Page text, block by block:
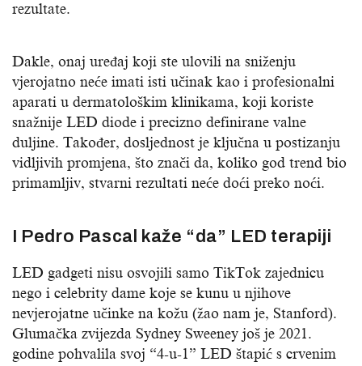
rezultate.
Dakle, onaj uređaj koji ste ulovili na sniženju
vjerojatno neće imati isti učinak kao i profesionalni
aparati u dermatološkim klinikama, koji koriste
snažnije LED diode i precizno definirane valne
duljine. Također, dosljednost je ključna u postizanju
vidljivih promjena, što znači da, koliko god trend bio
primamljiv, stvarni rezultati neće doći preko noći.
I Pedro Pascal kaže “da” LED terapiji
LED gadgeti nisu osvojili samo TikTok zajednicu
nego i celebrity dame koje se kunu u njihove
nevjerojatne učinke na kožu (žao nam je, Stanford).
Glumačka zvijezda Sydney Sweeney još je 2021.
godine pohvalila svoj “4-u-1” LED štapić s crvenim